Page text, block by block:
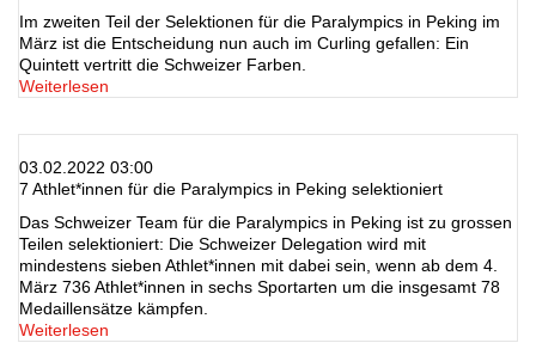
Im zweiten Teil der Selektionen für die Paralympics in Peking im
März ist die Entscheidung nun auch im Curling gefallen: Ein
Quintett vertritt die Schweizer Farben.
Weiterlesen
03.02.2022 03:00
7 Athlet*innen für die Paralympics in Peking selektioniert
Das Schweizer Team für die Paralympics in Peking ist zu grossen
Teilen selektioniert: Die Schweizer Delegation wird mit
mindestens sieben Athlet*innen mit dabei sein, wenn ab dem 4.
März 736 Athlet*innen in sechs Sportarten um die insgesamt 78
Medaillensätze kämpfen.
Weiterlesen